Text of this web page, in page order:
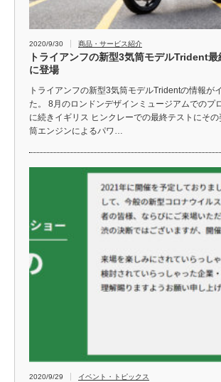
2020/9/30 商品・サービス紹介
トライアンフの新型3気筒モデルTrident
に登場
トライアンフの新型3気筒モデルTridentの情報が
た。 8月のロンドンデザインミュージアムでのプ
に続きイギリス ヒンクレーでの最終テストにそ
筒エンジンによるパワ…
2020/9/29 イベント・トピックス